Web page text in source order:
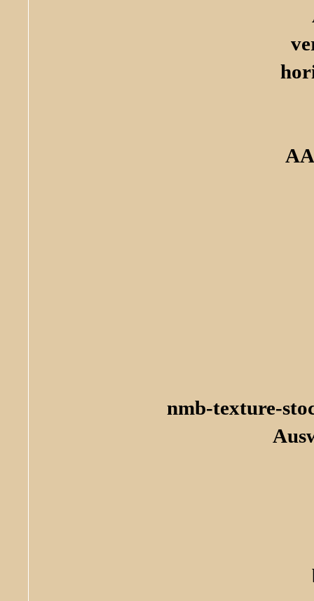
nmb-texture-